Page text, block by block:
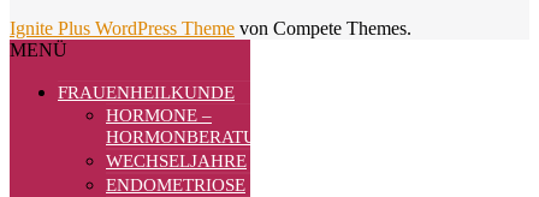
Ignite Plus WordPress Theme von Compete Themes.
MENÜ
FRAUENHEILKUNDE
HORMONE –
HORMONBERATUNG
WECHSELJAHRE
ENDOMETRIOSE